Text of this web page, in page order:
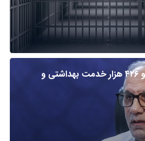
ارائه دو میلیون و ۴۲۶ هزار خدمت بهداشتی و